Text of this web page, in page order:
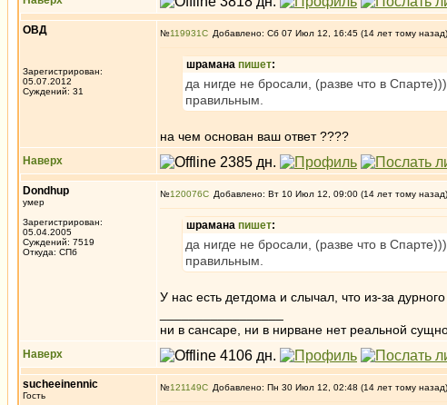
ОВД
Зарегистрирован:
05.07.2012
Суждений: 31
№119931 Добавлено: Сб 07 Июл 12, 16:45 (14 лет тому назад)
шрамана пишет:
да нигде не бросали, (разве что в
правильным.
на чем основан ваш ответ ????
Наверх
Dondhup
умер
Зарегистрирован:
05.04.2005
Суждений: 7519
Откуда: СПб
№120076 Добавлено: Вт 10 Июл 12, 09:00 (14 лет тому назад)
шрамана пишет:
да нигде не бросали, (разве что в
правильным.
У нас есть детдома и слычал, что из-за
ни в сансаре, ни в нирване нет реальной
Наверх
sucheeinennic
Гость
№121149 Добавлено: Пн 30 Июл 12, 02:48 (14 лет тому назад)